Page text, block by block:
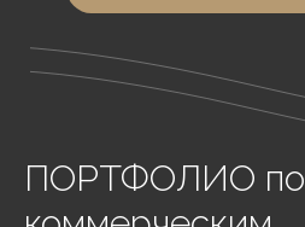
ПОРТФОЛИО по